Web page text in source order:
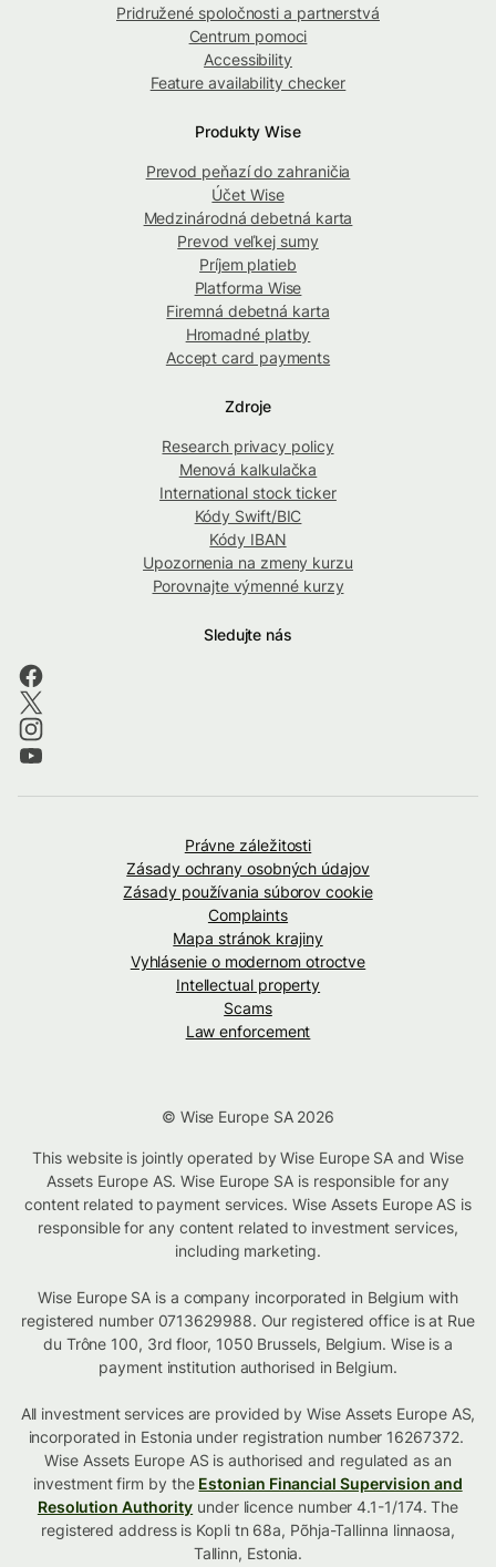
Pridružené spoločnosti a partnerstvá
Centrum pomoci
Accessibility
Feature availability checker
Produkty Wise
Prevod peňazí do zahraničia
Účet Wise
Medzinárodná debetná karta
Prevod veľkej sumy
Príjem platieb
Platforma Wise
Firemná debetná karta
Hromadné platby
Accept card payments
Zdroje
Research privacy policy
Menová kalkulačka
International stock ticker
Kódy Swift/BIC
Kódy IBAN
Upozornenia na zmeny kurzu
Porovnajte výmenné kurzy
Sledujte nás
Právne záležitosti
Zásady ochrany osobných údajov
Zásady používania súborov cookie
Complaints
Mapa stránok krajiny
Vyhlásenie o modernom otroctve
Intellectual property
Scams
Law enforcement
© Wise Europe SA 2026
This website is jointly operated by Wise Europe SA and Wise
Assets Europe AS. Wise Europe SA is responsible for any
content related to payment services. Wise Assets Europe AS is
responsible for any content related to investment services,
including marketing.
Wise Europe SA is a company incorporated in Belgium with
registered number 0713629988. Our registered office is at Rue
du Trône 100, 3rd floor, 1050 Brussels, Belgium. Wise is a
payment institution authorised in Belgium.
All investment services are provided by Wise Assets Europe AS,
incorporated in Estonia under registration number 16267372.
Wise Assets Europe AS is authorised and regulated as an
investment firm by the Estonian Financial Supervision and
Resolution Authority under licence number 4.1-1/174. The
registered address is Kopli tn 68a, Põhja-Tallinna linnaosa,
Tallinn, Estonia.